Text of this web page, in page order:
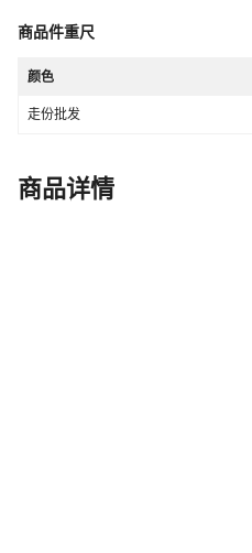
商品件重尺
颜色
走份批发
商品详情